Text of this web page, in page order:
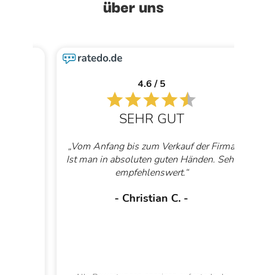
über uns
4.6 / 5
SEHR GUT
„Vom Anfang bis zum Verkauf der Firma
Ist man in absoluten guten Händen. Sehr
empfehlenswert.“
- Christian C. -